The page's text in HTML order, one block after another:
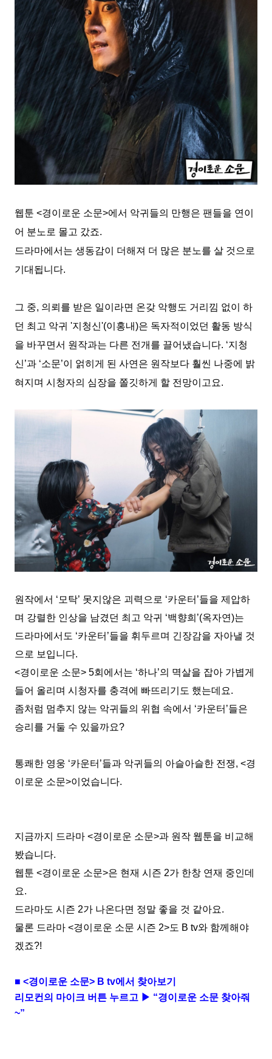
웹툰 <경이로운 소문>에서 악귀들의 만행은 팬들을 연이
어 분노로 몰고 갔죠.
드라마에서는 생동감이 더해져 더 많은 분노를 살 것으로
기대됩니다.
그 중, 의뢰를 받은 일이라면 온갖 악행도 거리낌 없이 하
던 최고 악귀 '지청신'(이홍내)은 독자적이었던 활동 방식
을 바꾸면서 원작과는 다른 전개를 끌어냈습니다. ‘지청
신’과 ‘소문’이 얽히게 된 사연은 원작보다 훨씬 나중에 밝
혀지며 시청자의 심장을 쫄깃하게 할 전망이고요.
원작에서 ‘ 모탁’ 못지않은 괴력으로 ‘카운터 ’들을 제압하
며 강렬한 인상을 남겼던 최고 악귀 ‘백향희 ’(옥자연)는
드라마에서도 ‘카운터 ’들을 휘두르며 긴장감을 자아낼 것
으로 보입니다.
<경이로운 소문> 5회에서는 ‘하나’의 멱살을 잡아 가볍게
들어 올리며 시청자를 충격에 빠뜨리기도 했는데요.
좀처럼 멈추지 않는 악귀들의 위협 속에서 ‘카운터 ’들은
승리를 거둘 수 있을까요?
통쾌한 영웅 ‘카운터 ’들과 악귀들의 아슬아슬한 전쟁, <경
이로운 소문>이었습니다.
지금까지 드라마 <경이로운 소문>과 원작 웹툰을 비교해
봤습니다.
웹툰 <경이로운 소문>은 현재 시즌 2가 한창 연재 중인데
요.
드라마도 시즌 2가 나온다면 정말 좋을 것 같아요.
물론 드라마 <경이로운 소문 시즌 2>도 B tv와 함께해야
겠죠?!
■ <경이로운 소문> B tv에서 찾아보기
리모컨의 마이크 버튼 누르고 ▶ “경이로운 소문 찾아줘
~”